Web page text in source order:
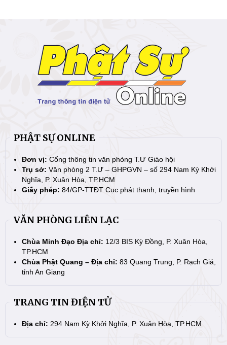
PHẬT SỰ ONLINE
Đơn vị: Cổng thông tin văn phòng T.Ư Giáo hội
Trụ sở: Văn phòng 2 T.Ư – GHPGVN – số 294 Nam Kỳ Khởi
Nghĩa, P. Xuân Hòa, TP.HCM
Giấy phép: 84/GP-TTĐT Cục phát thanh, truyền hình
VĂN PHÒNG LIÊN LẠC
Chùa Minh Đạo Địa chỉ: 12/3 BIS Kỳ Đồng, P. Xuân Hòa,
TP.HCM
Chùa Phật Quang – Địa chỉ: 83 Quang Trung, P. Rạch Giá,
tỉnh An Giang
TRANG TIN ĐIỆN TỬ
Địa chỉ: 294 Nam Kỳ Khởi Nghĩa, P. Xuân Hòa, TP.HCM